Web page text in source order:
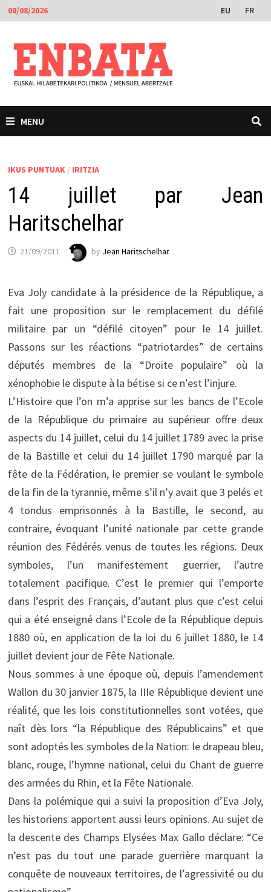
Skip
to
content
08/08/2026 EU FR
MENU
IKUS PUNTUAK / IRITZIA
14 juillet par Jean
Haritschelhar
21/09/2011 by Jean Haritschelhar
Eva Joly candidate à la présidence de la République, a
fait une proposition sur le remplacement du défilé
militaire par un “défilé citoyen” pour le 14 juillet.
Passons sur les réactions “patriotardes” de certains
députés membres de la “Droite populaire” où la
xénophobie le dispute à la bétise si ce n’est l’injure.
L’Histoire que l’on m’a apprise sur les bancs de l’Ecole
de la République du primaire au supérieur offre deux
aspects du 14 juillet, celui du 14 juillet 1789 avec la prise
de la Bastille et celui du 14 juillet 1790 marqué par la
fête de la Fédération, le premier se voulant le symbole
de la fin de la tyrannie, même s’il n’y avait que 3 pelés et
4 tondus emprisonnés à la Bastille, le second, au
contraire, évoquant l’unité nationale par cette grande
réunion des Fédérés venus de toutes les régions. Deux
symboles, l’un manifestement guerrier, l’autre
totalement pacifique. C’est le premier qui l’emporte
dans l’esprit des Français, d’autant plus que c’est celui
qui a été enseigné dans l’Ecole de la République depuis
1880 où, en application de la loi du 6 juillet 1880, le 14
juillet devient jour de Fête Nationale.
Nous sommes à une époque où, depuis l’amendement
Wallon du 30 janvier 1875, la IIIe République devient une
réalité, que les lois constitutionnelles sont votées, que
naît dès lors “la République des Républicains” et que
sont adoptés les symboles de la Nation: le drapeau bleu,
blanc, rouge, l’hymne national, celui du Chant de guerre
des armées du Rhin, et la Fête Nationale.
Dans la polémique qui a suivi la proposition d’Eva Joly,
les historiens apportent aussi leurs opinions. Au sujet de
la descente des Champs Elysées Max Gallo déclare: “Ce
n’est pas du tout une parade guerrière marquant la
conquête de nouveaux territoires, de l’agressivité ou du